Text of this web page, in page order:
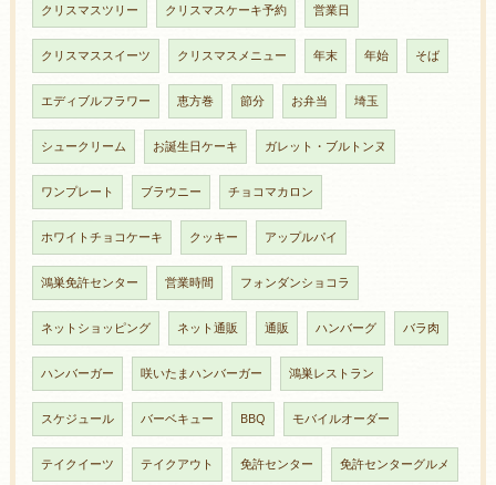
クリスマスツリー クリスマスケーキ予約 営業日
クリスマススイーツ クリスマスメニュー 年末 年始 そば
エディブルフラワー 恵方巻 節分 お弁当 埼玉
シュークリーム お誕生日ケーキ ガレット・ブルトンヌ
ワンプレート ブラウニー チョコマカロン
ホワイトチョコケーキ クッキー アップルパイ
鴻巣免許センター 営業時間 フォンダンショコラ
ネットショッピング ネット通販 通販 ハンバーグ バラ肉
ハンバーガー 咲いたまハンバーガー 鴻巣レストラン
スケジュール バーベキュー BBQ モバイルオーダー
テイクイーツ テイクアウト 免許センター 免許センターグルメ